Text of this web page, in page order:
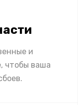
и
чтобы ваша